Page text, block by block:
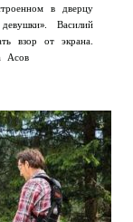
в дверцу
Василий
взор от экрана.
Асов